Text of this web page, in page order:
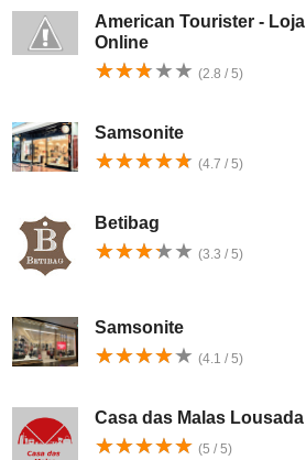
American Tourister - Loja
Online
★★★★★
★★★★★ (2.8 / 5)
Samsonite
★★★★★
★★★★★ (4.7 / 5)
Betibag
★★★★★
★★★★★ (3.3 / 5)
Samsonite
★★★★★
★★★★★ (4.1 / 5)
Casa das Malas Lousada
★★★★★
★★★★★ (5 / 5)